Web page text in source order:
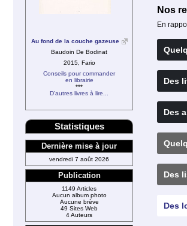
Nos
En
Des
Des
Des
Des
Au fond de la couche gazeuse
Baudoin De Bodinat
2015, Fario
Conseils pour commander
en librairie
***
D’autres livres à lire...
Statistiques
Dernière mise à jour
vendredi 7 août 2026
Publication
1149 Articles
Aucun album photo
Aucune brève
49 Sites Web
4 Auteurs